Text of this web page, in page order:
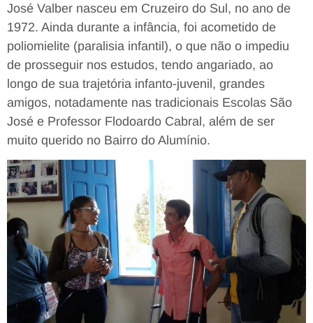
José Valber nasceu em Cruzeiro do Sul, no ano de
1972. Ainda durante a infância, foi acometido de
poliomielite (paralisia infantil), o que não o impediu
de prosseguir nos estudos, tendo angariado, ao
longo de sua trajetória infanto-juvenil, grandes
amigos, notadamente nas tradicionais Escolas São
José e Professor Flodoardo Cabral, além de ser
muito querido no Bairro do Alumínio.